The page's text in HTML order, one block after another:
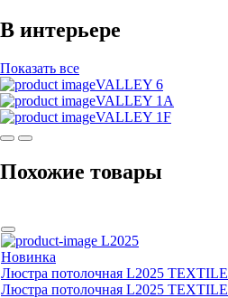
В интерьере
Показать все
VALLEY 6
VALLEY 1A
VALLEY 1F
Похожие товары
L2025
Новинка
Люстра потолочная L2025
Люстра потолочная L2025